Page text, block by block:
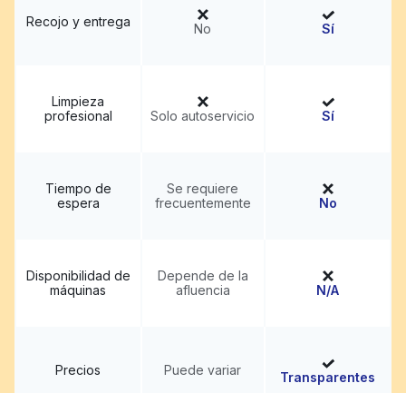
Recojo y entrega No Sí
Limpieza
profesional
Solo autoservicio Sí
Tiempo de
espera
Se requiere
frecuentemente
No
Disponibilidad de
máquinas
Depende de la
afluencia
N/A
Precios Puede variar Transparentes